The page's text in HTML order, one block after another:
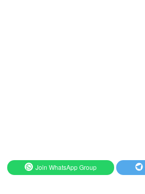
Join WhatsApp Group